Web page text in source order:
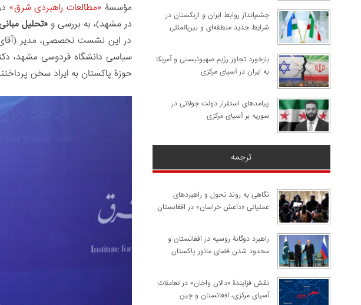
مؤسسۀ«مطالعات راهبردی شرق»
در مشهد)، به بررسی و«تحلیل
در این نشست تخصصی، مدیر (آقای
سیاسی دانشگاه فردوسی مشهد،
حوزۀ پاکستان به ایراد سخن
چشم‌انداز روابط ایران و ازبکستان در
شرایط جدید منطقه‌ای و بین‌المللی
​بازخورد تجاوز رژیم صهیونیستی و آمریکا
به ایران در آسیای مرکزی
پیامدهای استقرار دولت جولانی در
سوریه بر آسیای مرکزی
ترجمه
نگاهی به روند تحول و راهبردهای
عملیاتی «داعش خراسان» در افغانستان
راهبرد دوگانۀ روسیه در افغانستان و
محدود شدن فضای مانور پاکستان
نقش فزایندۀ «دالان واخان» در تعاملات
آسیای مرکزی، افغانستان و چین